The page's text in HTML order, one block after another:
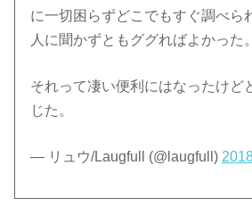
に一切困らずどこでもすぐ調べら
人に聞かずともググればよかった。
それって凄い便利にはなったけど
じた。
— リュウ/Laugfull (@laugfull)